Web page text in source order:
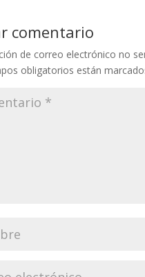
comentario
de correo electrónico no
obligatorios están